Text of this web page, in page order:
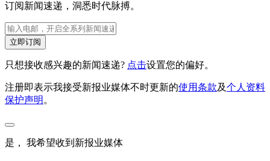
订阅新闻速递，洞悉时代脉搏。
立即订阅
只想接收感兴趣的新闻速递? 点击设置您的偏好。
注册即表示我接受新报业媒体不时更新的使用条款及个人资料
保护声明 。
是， 我希望收到新报业媒体